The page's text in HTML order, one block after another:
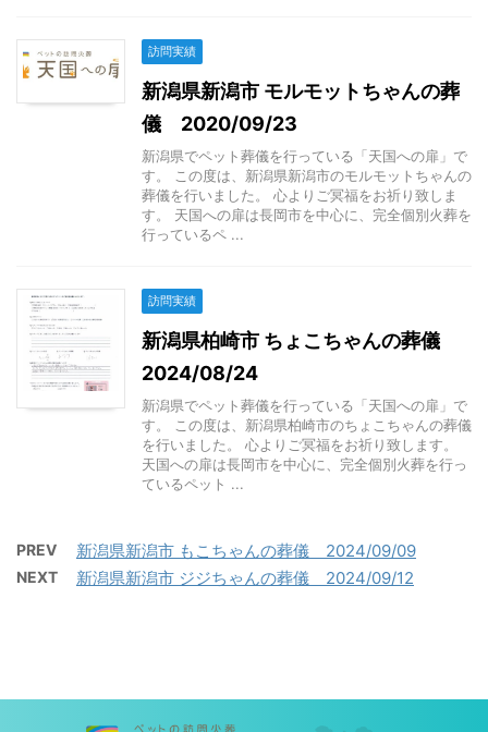
訪問実績
新潟県新潟市 モルモットちゃんの葬
儀 2020/09/23
新潟県でペット葬儀を行っている「天国への扉」で
す。 この度は、新潟県新潟市のモルモットちゃんの
葬儀を行いました。 心よりご冥福をお祈り致しま
す。 天国への扉は長岡市を中心に、完全個別火葬を
行っているペ ...
訪問実績
新潟県柏崎市 ちょこちゃんの葬儀
2024/08/24
新潟県でペット葬儀を行っている「天国への扉」で
す。 この度は、新潟県柏崎市のちょこちゃんの葬儀
を行いました。 心よりご冥福をお祈り致します。
天国への扉は長岡市を中心に、完全個別火葬を行っ
ているペット ...
PREV 新潟県新潟市 もこちゃんの葬儀 2024/09/09
NEXT 新潟県新潟市 ジジちゃんの葬儀 2024/09/12